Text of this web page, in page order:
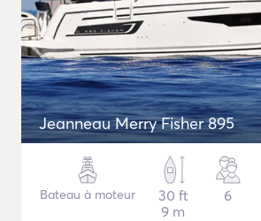
Jeanneau Merry Fisher 895
Bateau à moteur
30 ft
9 m
6